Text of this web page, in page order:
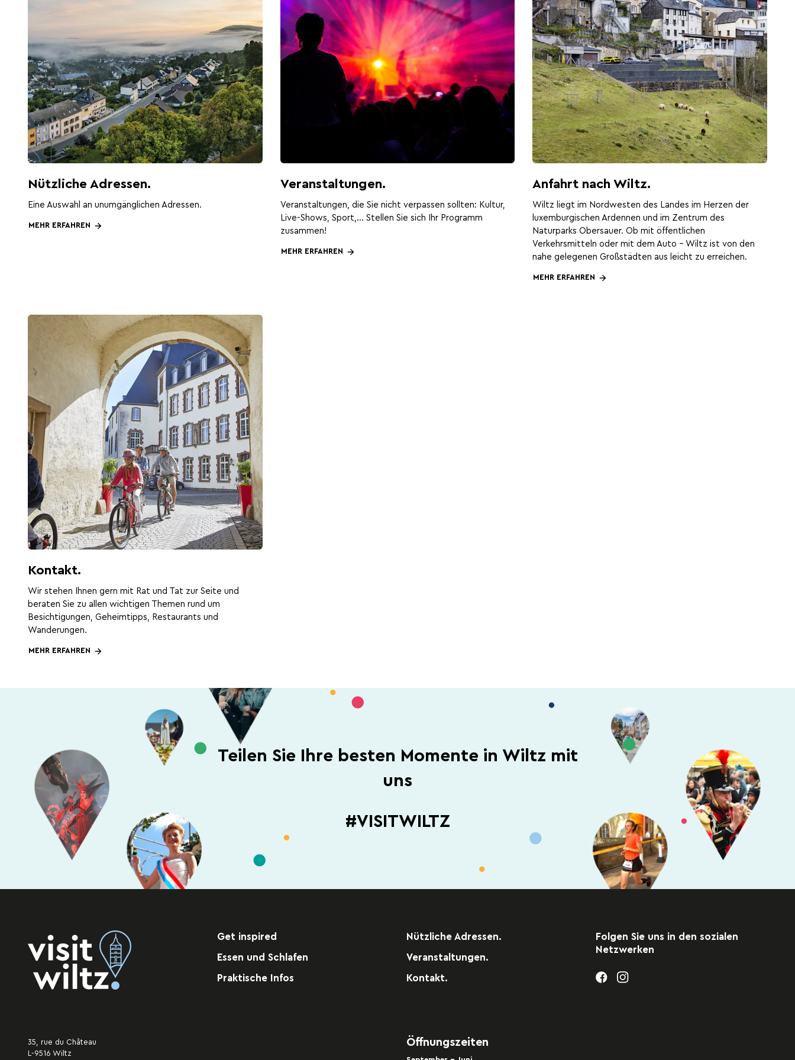
Hauptstadt des Bieres Die Ardennenschlacht
Nützliche Adressen.
Eine Auswahl an unumgänglichen Adressen.
MEHR ERFAHREN
Veranstaltungen.
Veranstaltungen, die Sie nicht verpassen sollten: Kultur,
Live-Shows, Sport,... Stellen Sie sich Ihr Programm
zusammen!
MEHR ERFAHREN
Anfahrt nach Wiltz.
Wiltz liegt im Nordwesten des Landes im Herzen der
luxemburgischen Ardennen und im Zentrum des
Naturparks Obersauer. Ob mit öffentlichen
Verkehrsmitteln oder mit dem Auto – Wiltz ist von den
nahe gelegenen Großstädten aus leicht zu erreichen.
MEHR ERFAHREN
Kontakt.
Wir stehen Ihnen gern mit Rat und Tat zur Seite und
beraten Sie zu allen wichtigen Themen rund um
Besichtigungen, Geheimtipps, Restaurants und
Wanderungen.
MEHR ERFAHREN
Teilen Sie Ihre besten Momente in Wiltz mit
uns
#VISITWILTZ
Get inspired
Essen und Schlafen
Praktische Infos
Nützliche Adressen.
Veranstaltungen.
Kontakt.
Folgen Sie uns in den sozialen
Netzwerken
35, rue du Château
L-9516 Wiltz
Öffnungszeiten